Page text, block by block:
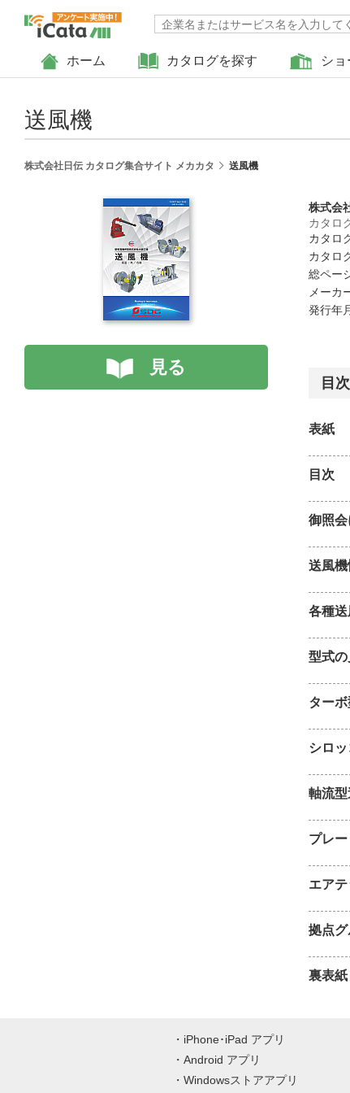
ホーム カタログを探す シ
送風機
株式会社日伝 カタログ集合サイト メカカタ 送風機
見る
株式会
カタロ
カタロ
カタロ
総ペー
メーカ
発行年
目次
表紙
目次
御照
送風
各種
型式
ター
シロ
軸流
プレ
エア
拠点
裏表紙
iPhone･iPad アプリ
Android アプリ
Windowsストアアプリ